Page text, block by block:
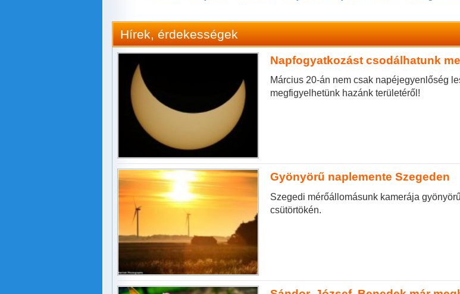
Hírek, érdekességek
Napfogyatkozást csodálhatunk
Március 20-án nem csak napéjegyenlőség
megfigyelhetünk hazánk területéről!
Gyönyörű naplemente Szegeden
Szegedi mérőállomásunk kamerája
csütörtökén.